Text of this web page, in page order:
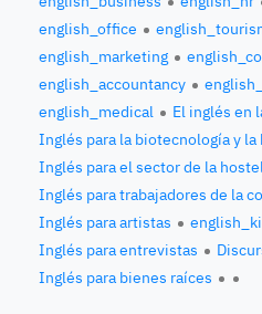
english_office
english_marketing
english_accountancy
english_medical
El inglés en
Inglés para la biotecnología y
Inglés para el sector de la
Inglés para trabajadores de la
Inglés para artistas
Inglés para entrevistas
Inglés para bienes raíces